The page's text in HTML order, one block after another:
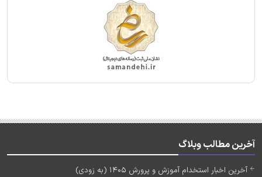
آخرین مطالب وبلاگ
آخرین اخبار استخدام آموزش و پرورش 1405 (به زودی)